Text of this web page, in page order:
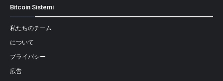
Bitcoin Sistemi
私たちのチーム
について
プライバシー
広告